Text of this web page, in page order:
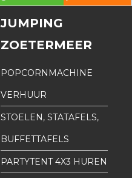
JUMPING
ZOETERMEER
POPCORNMACHINE
VERHUUR
STOELEN, STATAFELS,
BUFFETTAFELS
PARTYTENT 4X3 HUREN